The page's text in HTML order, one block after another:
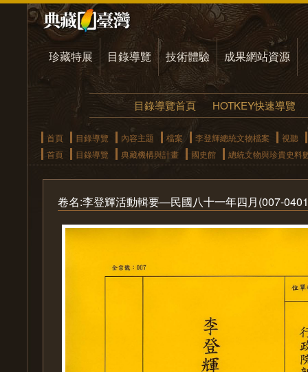
珍藏特展 目錄導覽 技術體驗 成果網站資源
目錄導覽首頁 HOTKEY快速導覽
首頁 目錄導覽 內容主題 檔案 李登輝總統文物檔案
視聽
首頁
目錄導覽 典藏機構與計畫 國史館 總統文物與珍貴史料
卷名:李登輝活動輯要—民國八十一年四月(007-